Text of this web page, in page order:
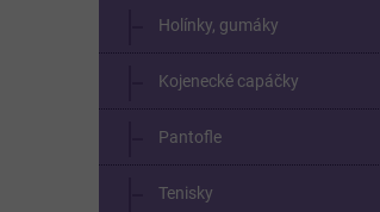
Holínky, gumáky
Kojenecké capáčky
Pantofle
Tenisky